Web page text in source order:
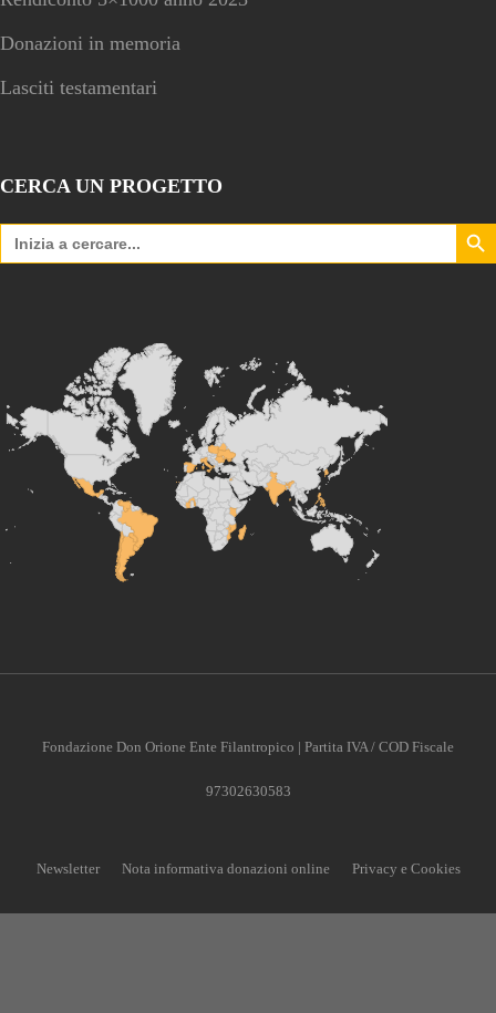
Donazioni in memoria
Lasciti testamentari
CERCA UN PROGETTO
Search
for:
Search
Fondazione Don Orione Ente Filantropico | Partita IVA / COD Fiscale
97302630583
Newsletter Nota informativa donazioni online Privacy e Cookies